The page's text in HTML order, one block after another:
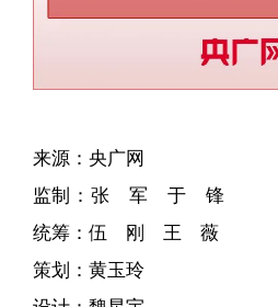
来源：央广网
监制：张 军 于 锋
统筹：伍 刚 王 薇
策划：黄玉玲